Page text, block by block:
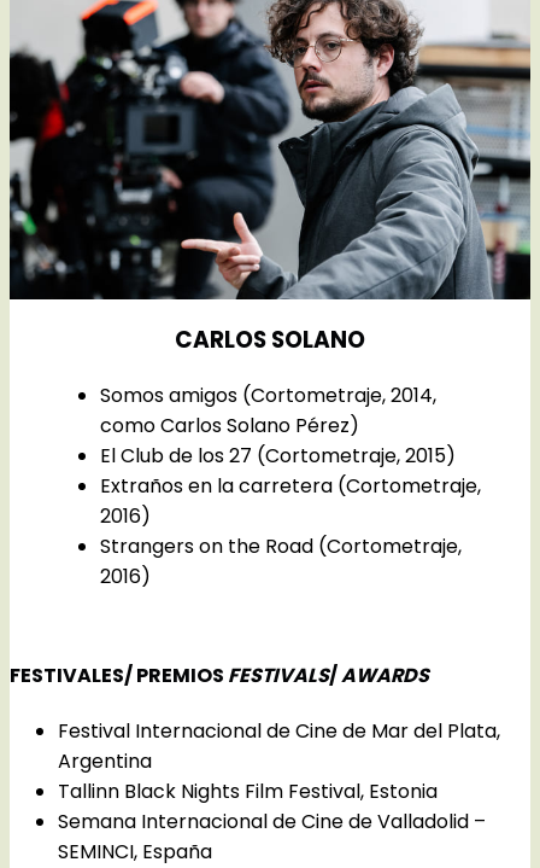
CARLOS SOLANO
Somos amigos (Cortometraje, 2014,
como Carlos Solano Pérez)
El Club de los 27 (Cortometraje, 2015)
Extraños en la carretera (Cortometraje,
2016)
Strangers on the Road (Cortometraje,
2016)
FESTIVALES/ PREMIOS FESTIVALS/AWARDS
Festival Internacional de Cine de Mar del Plata,
Argentina
Tallinn Black Nights Film Festival, Estonia
Semana Internacional de Cine de Valladolid –
SEMINCI, España